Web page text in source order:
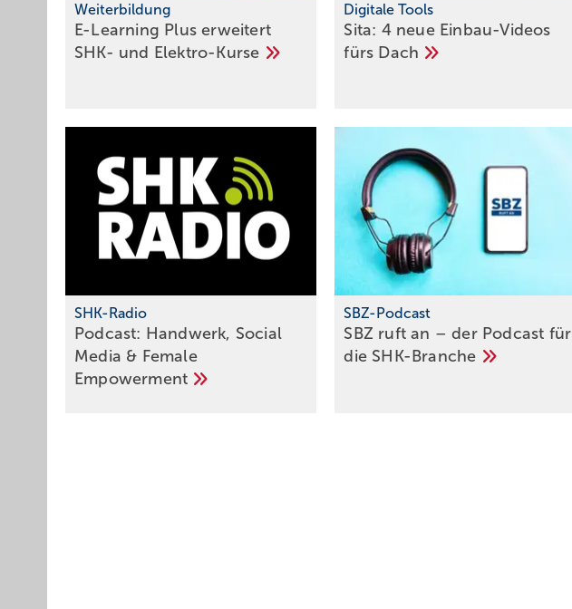
Weiterbildung
E-Learning Plus erweitert
SHK- und Elektro-Kurse
Digitale Tools
Sita: 4 neue Einbau-Videos
fürs Dach
SHK-Radio
Podcast: Hand­werk, So­ci­al
Me­dia & Fe­ma­le
Em­power­ment
SBZ-Podcast
SBZ ruft an – der Podcast für
die SHK-Branche